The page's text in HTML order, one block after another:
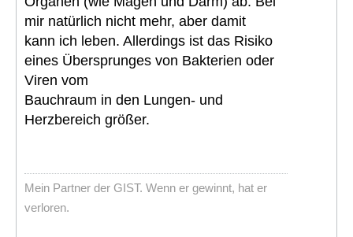
mir natürlich nicht mehr, aber damit
kann ich leben. Allerdings ist das Risiko
eines Übersprunges von Bakterien oder
Viren vom
Bauchraum in den Lungen- und
Herzbereich größer.
Mein Partner der GIST. Wenn er gewinnt, hat er
verloren.